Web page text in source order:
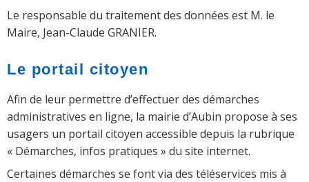
Le responsable du traitement des données est M. le
Maire, Jean-Claude GRANIER.
Le portail citoyen
Afin de leur permettre d’effectuer des démarches
administratives en ligne, la mairie d’Aubin propose à ses
usagers un portail citoyen accessible depuis la rubrique
« Démarches, infos pratiques » du site internet.
Certaines démarches se font via des téléservices mis à